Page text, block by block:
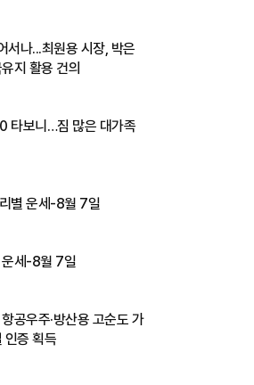
서나...최원용 시장, 박은
지 활용 건의
타보니…짐 많은 대가족
별 운세-8월 7일
운세-8월 7일
공우주·방산용 고순도 가
인증 획득